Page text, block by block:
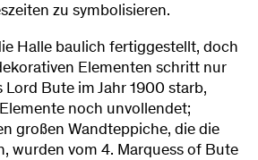
zu symbolisieren.
Halle baulich fertiggestellt, doch
Elementen schritt nur
Lord Bute im Jahr 1900 starb,
noch unvollendet;
großen Wandteppiche, die die
wurden vom 4. Marquess of Bute